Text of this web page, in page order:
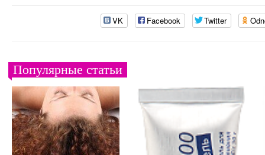
VK Facebook Twitter
Популярные статьи